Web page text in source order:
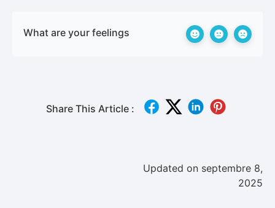
What are your feelings
Share This Article :
Updated on septembre 8,
2025